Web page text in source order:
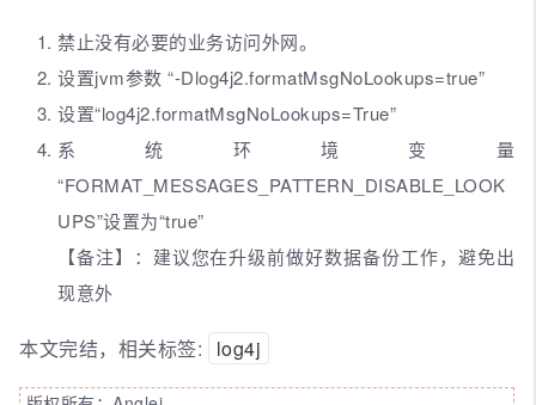
禁止没有必要的业务访问外网。
设置jvm参数 “-Dlog4j2.formatMsgNoLookups=true”
设置“log4j2.formatMsgNoLookups=True”
系统环境变量
“FORMAT_MESSAGES_PATTERN_DISABLE_LOOK
UPS”设置为“true”
【备注】：建议您在升级前做好数据备份工作，避免出
现意外
本文完结，相关标签: log4j